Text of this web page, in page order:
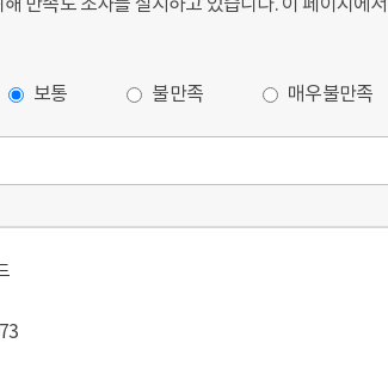
보통 불만족 매우불만족